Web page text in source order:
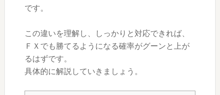
です。
この違いを理解し、しっかりと対応できれば、
ＦＸでも勝てるようになる確率がグーンと上が
るはずです。
具体的に解説していきましょう。